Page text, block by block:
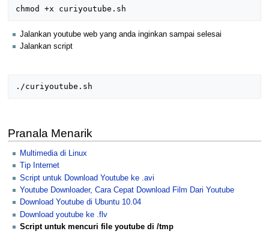
Jalankan youtube web yang anda inginkan sampai selesai
Jalankan script
Pranala Menarik
Multimedia di Linux
Tip Internet
Script untuk Download Youtube ke .avi
Youtube Downloader, Cara Cepat Download Film Dari Youtube
Download Youtube di Ubuntu 10.04
Download youtube ke .flv
Script untuk mencuri file youtube di /tmp